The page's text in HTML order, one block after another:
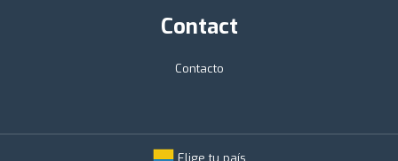
Contact
Contacto